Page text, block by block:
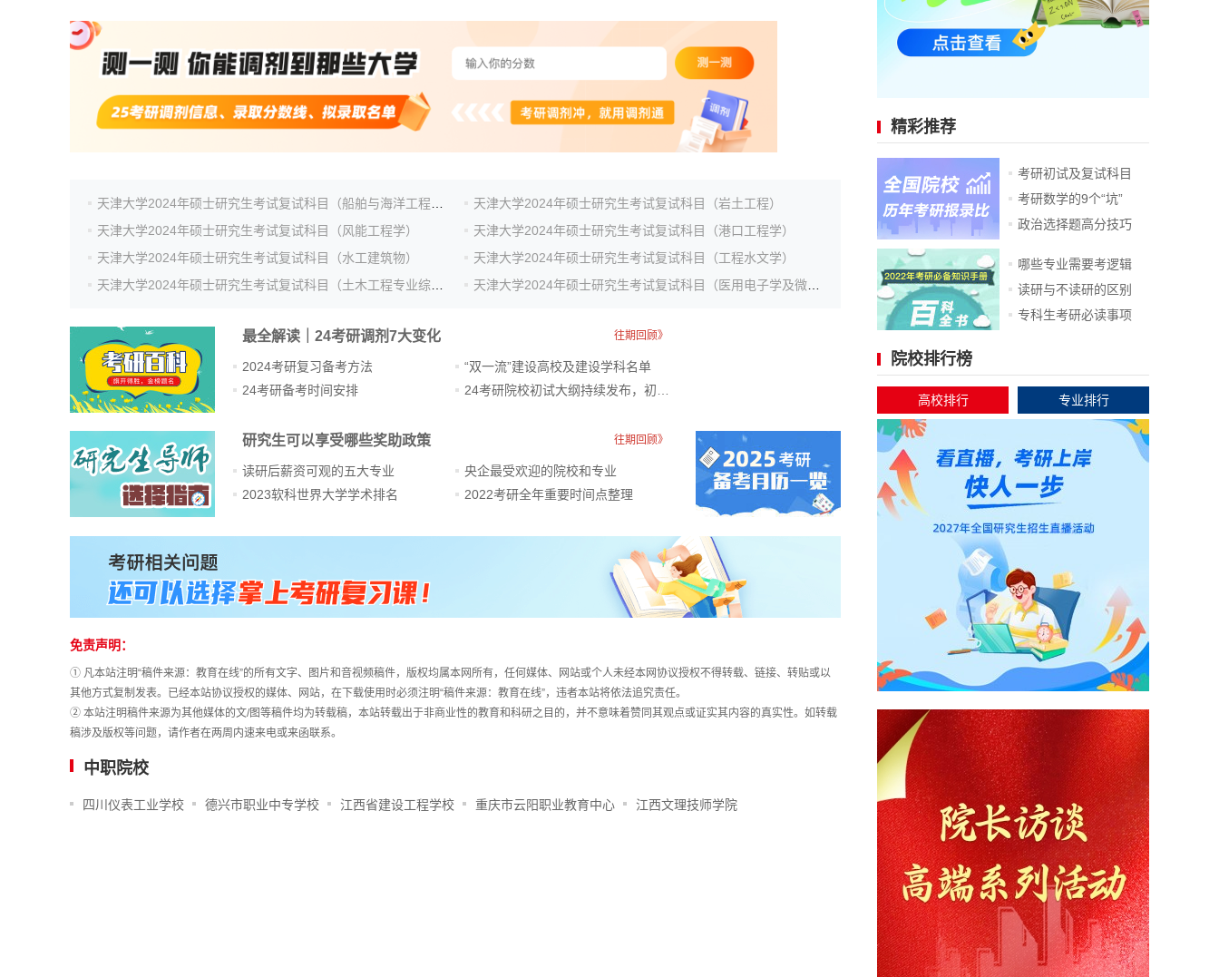
天津大学2024年硕士研究生考试复试科目（岩土工程）
天津大学2024年硕士研究生考试复试科目（风能工程学）
天津大学2024年硕士研究生考试复试科目（港口工程学）
天津大学2024年硕士研究生考试复试科目（水工建筑物）
天津大学2024年硕士研究生考试复试科目（工程水文学）
最全解读｜24考研调剂7大变化 往期回顾》
2024考研复习备考方法
24考研备考时间安排
“双一流”建设高校及建设学科名单
研究生可以享受哪些奖助政策 往期回顾》
读研后薪资可观的五大专业
2023软科世界大学学术排名
央企最受欢迎的院校和专业
2022考研全年重要时间点整理
免责声明：
① 凡本站注明“稿件来源：教育在线”的所有文字、图片和音视频稿件，版权均属本网所有，任何媒体、网站或个人未经本网协议授权不得转载、链接、转贴或以
其他方式复制发表。已经本站协议授权的媒体、网站，在下载使用时必须注明“稿件来源：教育在线”，违者本站将依法追究责任。
② 本站注明稿件来源为其他媒体的文/图等稿件均为转载稿，本站转载出于非商业性的教育和科研之目的，并不意味着赞同其观点或证实其内容的真实性。如转载
稿涉及版权等问题，请作者在两周内速来电或来函联系。
中职院校
四川仪表工业学校 德兴市职业中专学校 江西省建设工程学校 重庆市云阳职业教育中心 江西文理技师学院
精彩推荐
考研初试及复试科目
考研数学的9个“坑”
政治选择题高分技巧
哪些专业需要考逻辑
读研与不读研的区别
专科生考研必读事项
院校排行榜
高校排行 专业排行